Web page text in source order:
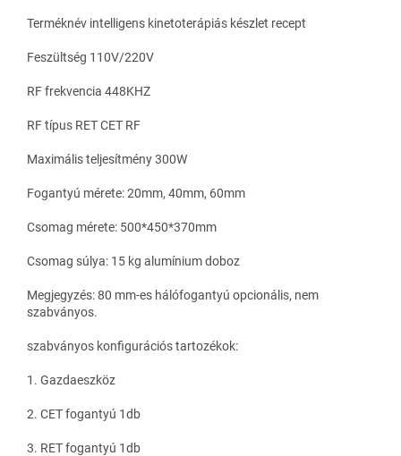
Terméknév intelligens kinetoterápiás készlet recept
Feszültség 110V/220V
RF frekvencia 448KHZ
RF típus RET CET RF
Maximális teljesítmény 300W
Fogantyú mérete: 20mm, 40mm, 60mm
Csomag mérete: 500*450*370mm
Csomag súlya: 15 kg alumínium doboz
Megjegyzés: 80 mm-es hálófogantyú opcionális, nem
szabványos.
szabványos konfigurációs tartozékok:
1. Gazdaeszköz
2. CET fogantyú 1db
3. RET fogantyú 1db